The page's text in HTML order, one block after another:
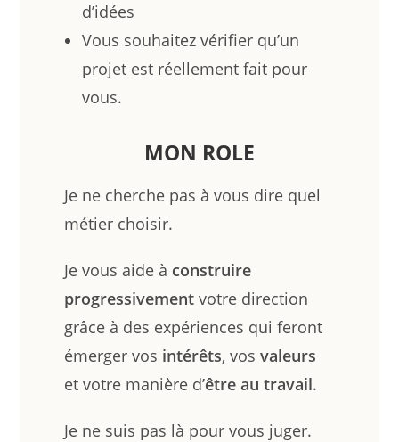
d’idées
Vous souhaitez vérifier qu’un
projet est réellement fait pour
vous.
MON ROLE
Je ne cherche pas à vous dire quel
métier choisir.
Je vous aide à construire
progressivement votre direction
grâce à des expériences qui feront
émerger vos intérêts, vosvaleurs
et votre manière d’être au travail.
Je ne suis pas là pour vous juger.